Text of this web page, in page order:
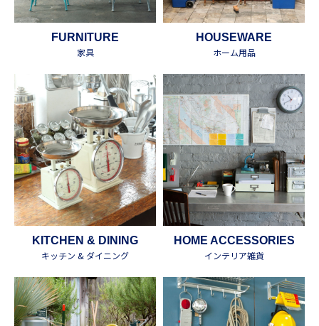
FURNITURE
家具
HOUSEWARE
ホーム用品
KITCHEN & DINING
キッチン & ダイニング
HOME ACCESSORIES
インテリア雑貨